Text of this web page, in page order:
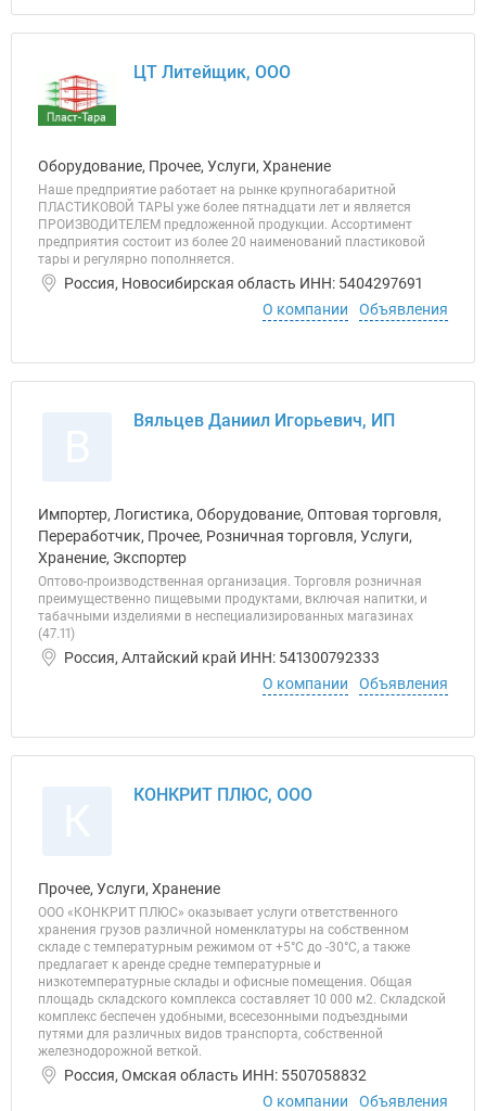
ЦТ Литейщик, ООО
Оборудование, Прочее, Услуги, Хранение
Наше предприятие работает на рынке крупногабаритной
ПЛАСТИКОВОЙ ТАРЫ уже более пятнадцати лет и является
ПРОИЗВОДИТЕЛЕМ предложенной продукции. Ассортимент
предприятия состоит из более 20 наименований пластиковой
тары и регулярно пополняется.
Россия, Новосибирская область ИНН: 5404297691
О компании
Объявления
Вяльцев Даниил Игорьевич, ИП
Импортер, Логистика, Оборудование, Оптовая торговля,
Переработчик, Прочее, Розничная торговля, Услуги,
Хранение, Экспортер
Оптово-производственная организация. Торговля розничная
преимущественно пищевыми продуктами, включая напитки, и
табачными изделиями в неспециализированных магазинах
(47.11)
Россия, Алтайский край ИНН: 541300792333
О компании
Объявления
КОНКРИТ ПЛЮС, ООО
Прочее, Услуги, Хранение
ООО «КОНКРИТ ПЛЮС» оказывает услуги ответственного
хранения грузов различной номенклатуры на собственном
складе с температурным режимом от +5°C до -30°C, а также
предлагает к аренде средне температурные и
низкотемпературные склады и офисные помещения. Общая
площадь складского комплекса составляет 10 000 м2. Складской
комплекс беспечен удобными, всесезонными подъездными
путями для различных видов транспорта, собственной
железнодорожной веткой.
Россия, Омская область ИНН: 5507058832
О компании
Объявления